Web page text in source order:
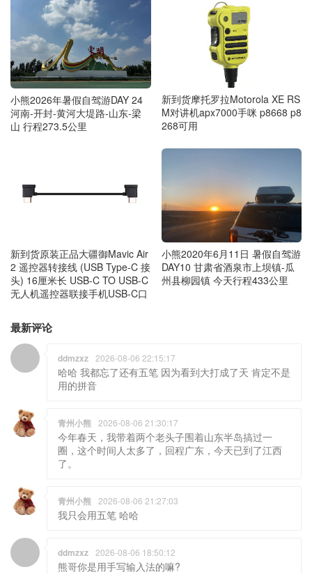
小熊2026年暑假自驾游DAY 24
河南-开封-黄河大堤路-山东-梁
山 行程273.5公里
新到货摩托罗拉Motorola XE RS
M对讲机apx7000手咪 p8668 p8
268可用
新到货原装正品大疆御Mavic Air
2 遥控器转接线 (USB Type-C 接
头) 16厘米长 USB-C TO USB-C
无人机遥控器联接手机USB-C口
小熊2020年6月11日 暑假自驾游
DAY10 甘肃省酒泉市上坝镇-瓜
州县柳园镇 今天行程433公里
最新评论
ddmzxz 2026-08-06 22:15:17
哈哈 我都忘了还有五笔 因为看到大打成了天 肯定不是
用的拼音
青州小熊 2026-08-06 21:30:17
今年春天，我带着两个老头子围着山东半岛搞过一
圈，这个时间人太多了，回程广东，今天已到了江西
了。
青州小熊 2026-08-06 21:27:03
我只会用五笔 哈哈
ddmzxz 2026-08-06 18:50:12
熊哥你是用手写输入法的嘛?